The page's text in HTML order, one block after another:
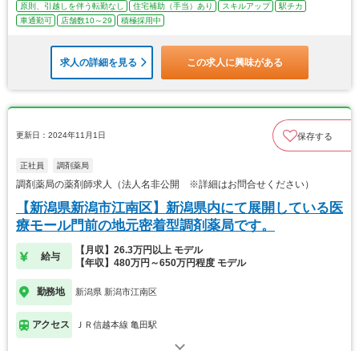
原則、引越しを伴う転勤なし
住宅補助（手当）あり スキルアップ
駅チカ
車通勤可
店舗数10～29 積極採用中
求人の詳細を見る この求人に興味がある
更新日：2024年11月1日 保存する
正社員 調剤薬局
調剤薬局の薬剤師求人（法人名非公開 ※詳細はお問合せください）
【新潟県新潟市江南区】新潟県内にて展開している医
療モール門前の地元密着型調剤薬局です。
給与
【月収】26.3万円以上 モデル
【年収】480万円～650万円程度 モデル
勤務地 新潟県 新潟市江南区
アクセス ＪＲ信越本線 亀田駅